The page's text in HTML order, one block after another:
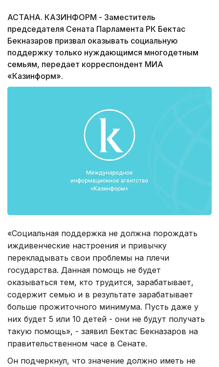
АСТАНА. КАЗИНФОРМ - Заместитель
председателя Сената Парламента РК Бектас
Бекназаров призвал оказывать социальную
поддержку только нуждающимся многодетным
семьям, передает корреспондент МИА
«Казинформ».
«Социальная поддержка не должна порождать
иждивенческие настроения и привычку
перекладывать свои проблемы на плечи
государства. Данная помощь не будет
оказываться тем, кто трудится, зарабатывает,
содержит семью и в результате зарабатывает
больше прожиточного минимума. Пусть даже у
них будет 5 или 10 детей - они не будут получать
такую помощь», - заявил Бектас Бекназаров на
правительственном часе в Сенате.
Он подчеркнул, что значение должно иметь не